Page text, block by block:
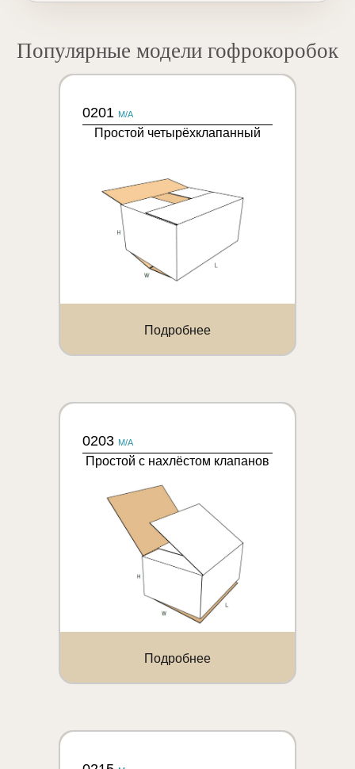
Популярные модели гофрокоробок
0201 M/A
Простой четырёхклапанный
Подробнее
0203 M/A
Простой с нахлёстом клапанов
Подробнее